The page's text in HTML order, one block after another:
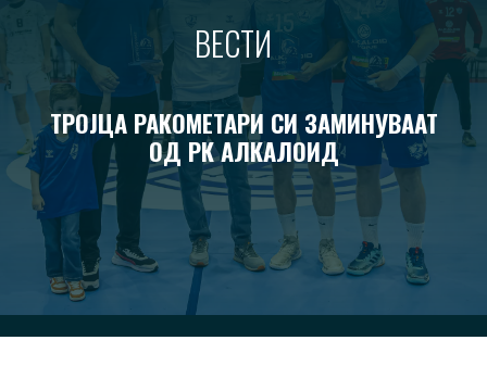
ВЕСТИ
ТРОЈЦА РАКОМЕТАРИ СИ ЗАМИНУВААТ
ОД РК АЛКАЛОИД